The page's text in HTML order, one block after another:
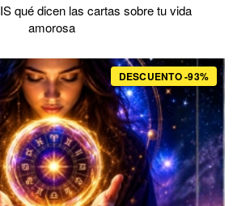
qué dicen las cartas sobre tu vida
amorosa
DESCUENTO -93%